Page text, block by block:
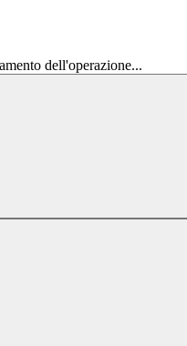
dell'operazione...